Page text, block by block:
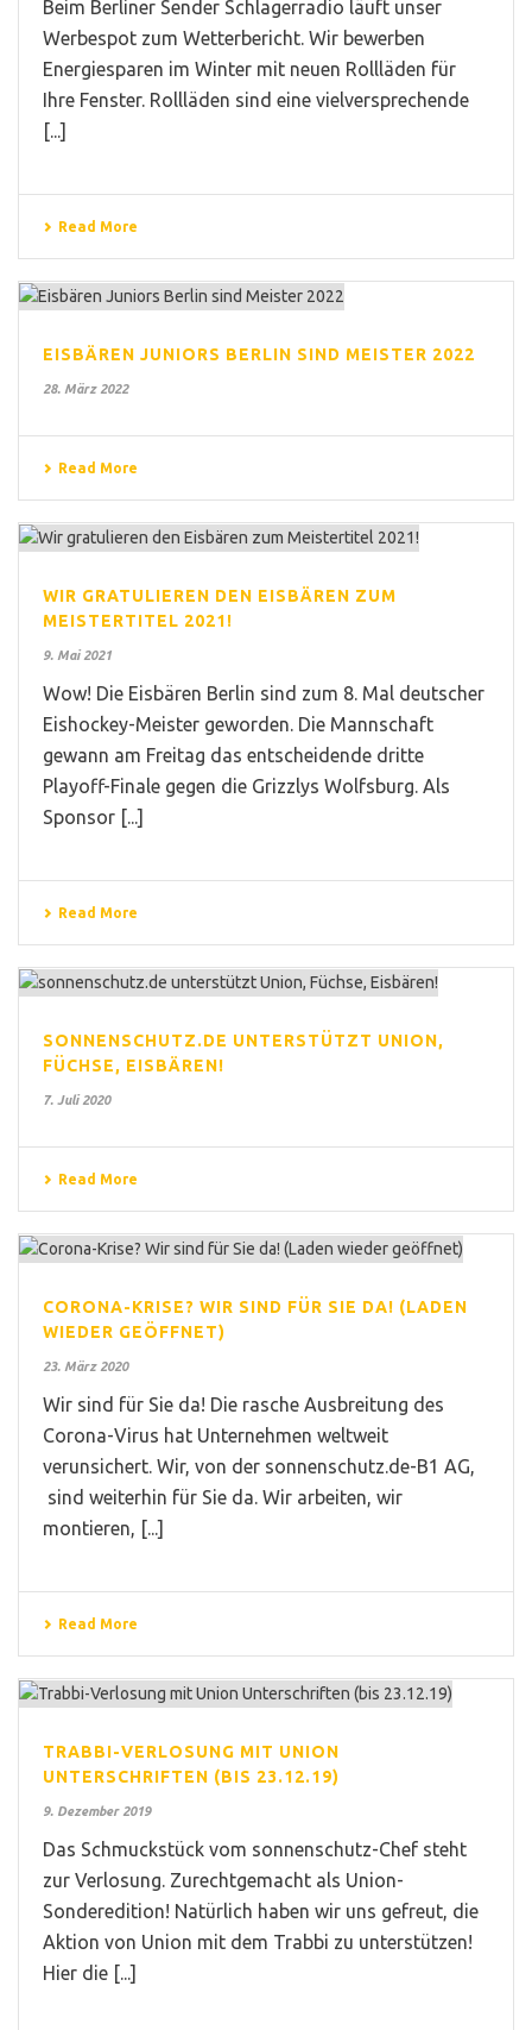
Beim Berliner Sender Schlagerradio läuft unser
Werbespot zum Wetterbericht. Wir bewerben
Energiesparen im Winter mit neuen Rollläden für
Ihre Fenster. Rollläden sind eine vielversprechende
[...]
Read More
EISBÄREN JUNIORS BERLIN SIND MEISTER 2022
28. März 2022
Read More
WIR GRATULIEREN DEN EISBÄREN ZUM
MEISTERTITEL 2021!
9. Mai 2021
Wow! Die Eisbären Berlin sind zum 8. Mal deutscher
Eishockey-Meister geworden. Die Mannschaft
gewann am Freitag das entscheidende dritte
Playoff-Finale gegen die Grizzlys Wolfsburg. Als
Sponsor [...]
Read More
SONNENSCHUTZ.DE UNTERSTÜTZT UNION,
FÜCHSE, EISBÄREN!
7. Juli 2020
Read More
CORONA-KRISE? WIR SIND FÜR SIE DA! (LADEN
WIEDER GEÖFFNET)
23. März 2020
Wir sind für Sie da! Die rasche Ausbreitung des
Corona-Virus hat Unternehmen weltweit
verunsichert. Wir, von der sonnenschutz.de-B1 AG,
sind weiterhin für Sie da. Wir arbeiten, wir
montieren, [...]
Read More
TRABBI-VERLOSUNG MIT UNION
UNTERSCHRIFTEN (BIS 23.12.19)
9. Dezember 2019
Das Schmuckstück vom sonnenschutz-Chef steht
zur Verlosung. Zurechtgemacht als Union-
Sonderedition! Natürlich haben wir uns gefreut, die
Aktion von Union mit dem Trabbi zu unterstützen!
Hier die [...]